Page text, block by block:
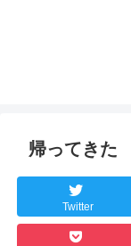
帰ってきた
Twitter